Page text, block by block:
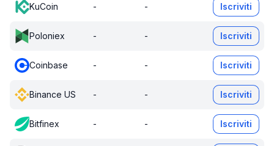
KuCoin - - Iscriviti
Poloniex - - Iscriviti
Coinbase - - Iscriviti
Binance US - - Iscriviti
Bitfinex - - Iscriviti